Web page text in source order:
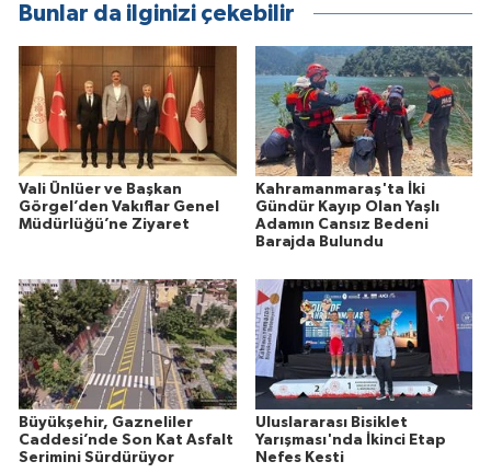
Bunlar da ilginizi çekebilir
Vali Ünlüer ve Başkan
Görgel’den Vakıflar Genel
Müdürlüğü’ne Ziyaret
Kahramanmaraş'ta İki
Gündür Kayıp Olan Yaşlı
Adamın Cansız Bedeni
Barajda Bulundu
Büyükşehir, Gazneliler
Caddesi’nde Son Kat Asfalt
Serimini Sürdürüyor
Uluslararası Bisiklet
Yarışması'nda İkinci Etap
Nefes Kesti